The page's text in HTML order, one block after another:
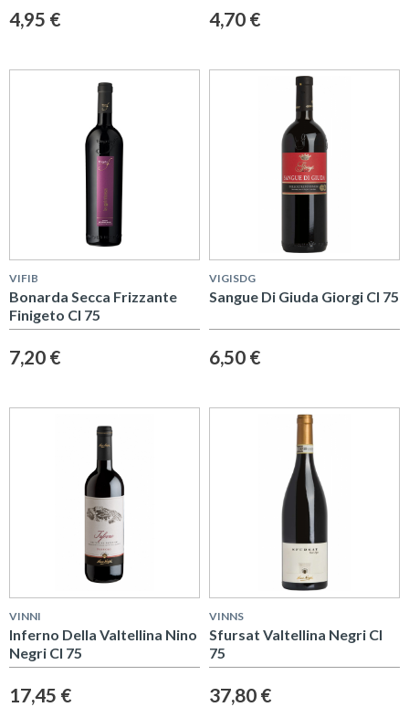
4,95 € 4,70 €
VIFIB
Bonarda Secca Frizzante
Finigeto Cl 75
7,20 €
VIGISDG
Sangue Di Giuda Giorgi Cl 75
6,50 €
VINNI
Inferno Della Valtellina Nino
Negri Cl 75
17,45 €
VINNS
Sfursat Valtellina Negri Cl
75
37,80 €